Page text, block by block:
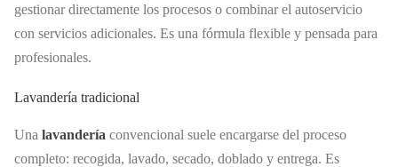
gestionar directamente los procesos o combinar el autoservicio
con servicios adicionales. Es una fórmula flexible y pensada para
profesionales.
Lavandería tradicional
Una lavandería convencional suele encargarse del proceso
completo: recogida, lavado, secado, doblado y entrega. Es